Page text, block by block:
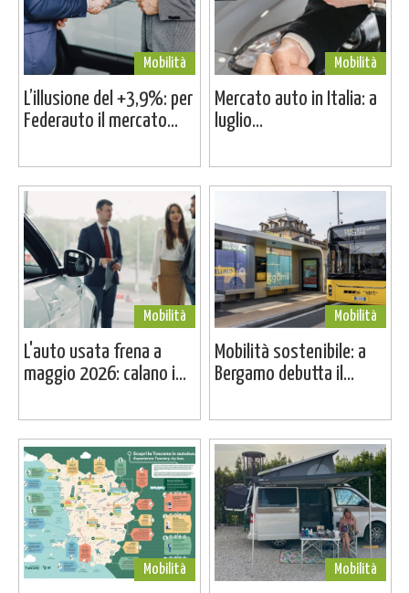
Mobilità
L’illusione del +3,9%: per
Federauto il mercato...
Mobilità
Mercato auto in Italia: a
luglio...
Mobilità
L'auto usata frena a
maggio 2026: calano i...
Mobilità
Mobilità sostenibile: a
Bergamo debutta il...
Mobilità Mobilità